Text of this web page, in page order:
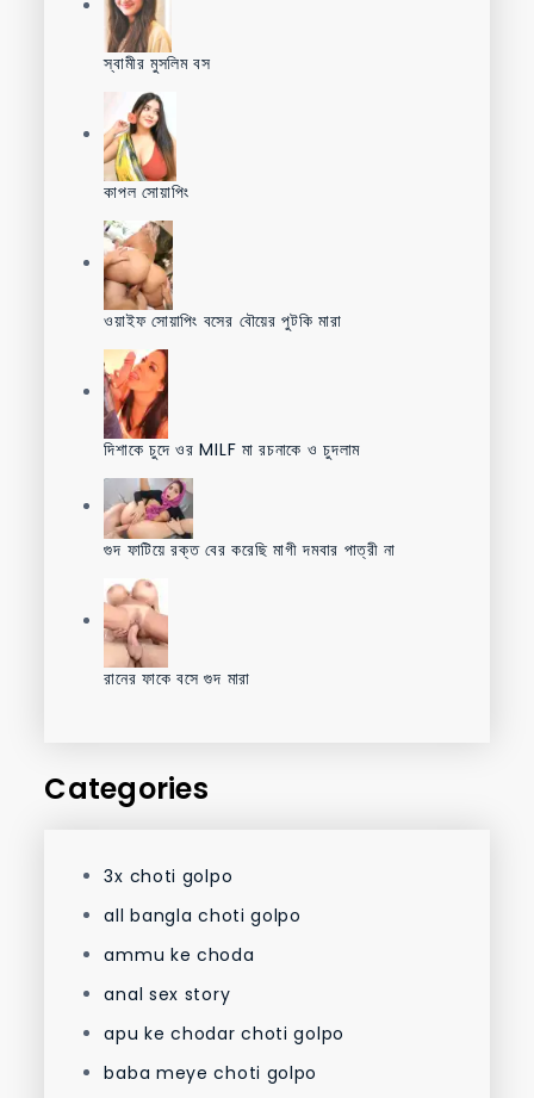
স্বামীর মুসলিম বস
কাপল সোয়াপিং
ওয়াইফ সোয়াপিং বসের বৌয়ের পুটকি মারা
দিশাকে চুদে ওর MILF মা রচনাকে ও চুদলাম
গুদ ফাটিয়ে রক্ত বের করেছি মাগী দমবার পাত্রী না
রানের ফাকে বসে গুদ মারা
Categories
3x choti golpo
all bangla choti golpo
ammu ke choda
anal sex story
apu ke chodar choti golpo
baba meye choti golpo